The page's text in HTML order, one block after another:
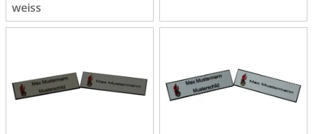
weiss